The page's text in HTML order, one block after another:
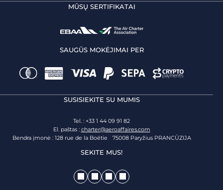
MŪSŲ SERTIFIKATAI
SAUGŪS MOKĖJIMAI PER
SUSISIEKITE SU MUMIS
Tel. : +33 1 44 09 91 82
El. paštas : charter@aeroaffaires.com
Bendra įmonė : 128 rue de la Boétie 75008 Paryžius PRANCŪZIJA
SEKITE MUS!